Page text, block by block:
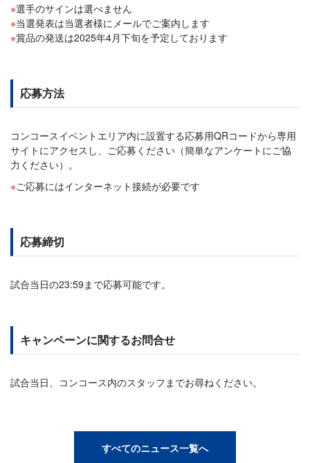
選手のサインは選べません
当選発表は当選者様にメールでご案内します
賞品の発送は2025年4月下旬を予定しております
応募方法
コンコースイベントエリア内に設置する応募用QRコードから専用
サイトにアクセスし、ご応募ください（簡単なアンケートにご協
力ください）。
ご応募にはインターネット接続が必要です
応募締切
試合当日の23:59まで応募可能です。
キャンペーンに関するお問合せ
試合当日、コンコース内のスタッフまでお尋ねください。
すべてのニュース一覧へ